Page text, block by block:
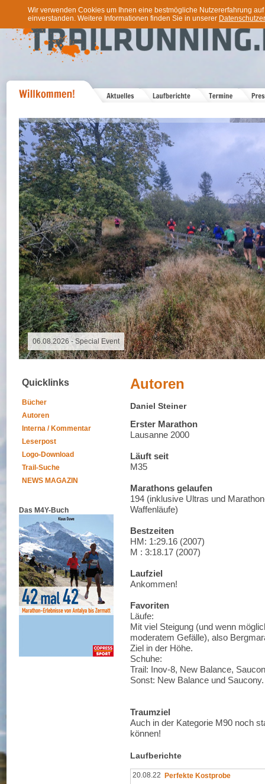
Wir verwenden Cookies um Ihnen eine bestmögliche Nutzererfahrung
einverstanden. Weitere Informationen finden Sie in unserer
06.08.2026 -
Quicklinks
Bücher
Autoren
Interna / Kommentar
Leserpost
Logo-Download
Trail-Suche
NEWS MAGAZIN
Das M4Y-Buch
Autoren
Daniel Steiner
Erster Marathon
Lausanne 2000
Läuft seit
M35
Marathons gelaufen
194 (inklusive Ultras und
Waffenläufe)
Bestzeiten
HM: 1:29.16 (2007)
M : 3:18.17 (2007)
Laufziel
Ankommen!
Favoriten
Läufe:
Mit viel Steigung (und wenn
moderatem Gefälle), also
Ziel in der Höhe.
Schuhe:
Trail: Inov-8, New Balance,
Sonst: New Balance und Saucony.
Traumziel
Auch in der Kategorie M90 noch
können!
Laufberichte
20.08.22 Perfekte Kostprobe